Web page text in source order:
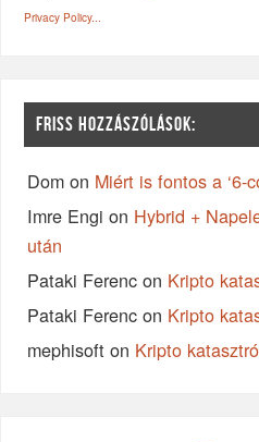
Privacy Policy...
FRISS HOZZÁSZÓLÁSOK:
Dom on Miért is fontos a ‘6-
Imre Engi on Hybrid +
után
Pataki Ferenc on Kripto
Pataki Ferenc on Kripto
mephisoft on Kripto